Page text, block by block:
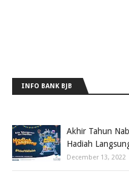
INFO BANK BJB
Akhir Tahun
Hadiah
December 13, 2022